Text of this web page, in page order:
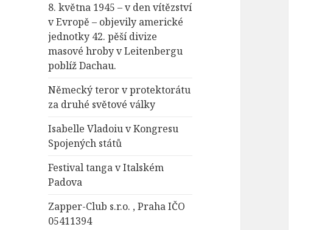
8. května 1945 – v den vítězství
v Evropě – objevily americké
jednotky 42. pěší divize
masové hroby v Leitenbergu
poblíž Dachau.
Německý teror v protektorátu
za druhé světové války
Isabelle Vladoiu v Kongresu
Spojených států
Festival tanga v Italském
Padova
Zapper-Club s.r.o. , Praha IČO
05411394